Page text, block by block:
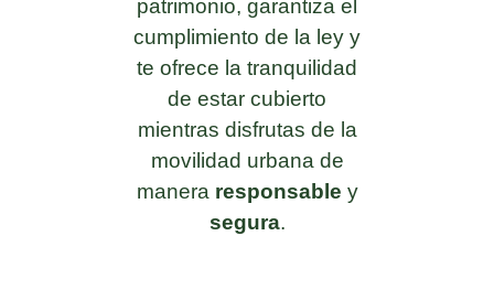
patrimonio, garantiza el
cumplimiento de la ley y
te ofrece la tranquilidad
de estar cubierto
mientras disfrutas de la
movilidad urbana de
manera responsable y
segura.